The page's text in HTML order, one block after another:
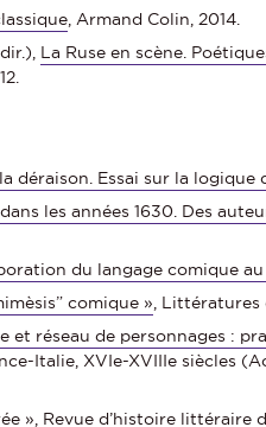
, Armand Colin, 2014.
La Ruse en scène.
déraison. Essai sur la logique
les années 1630. Des
du langage comique au
comique » , Littératures
et réseau de personnages :
Italie, XVIe-XVIIIe siècles
» , Revue d’histoire littéraire